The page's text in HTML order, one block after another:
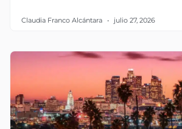
Claudia Franco Alcántara julio 27, 2026